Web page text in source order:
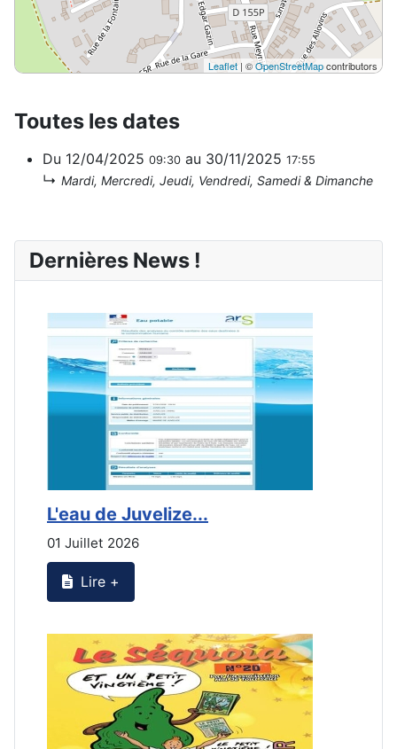
Leaflet | ©OpenStreetMapcontributors
Toutes les dates
Du 12/04/2025 09:30 au 30/11/2025 17:55
↳ Mardi, Mercredi, Jeudi, Vendredi, Samedi & Dimanche
Dernières News !
L'eau de Juvelize...
01 Juillet 2026
Lire +